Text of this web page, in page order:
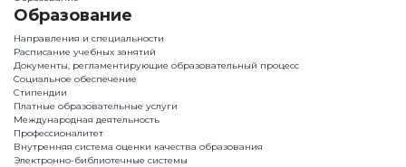
Образование
Направления и специальности
Расписание учебных занятий
Документы, регламентирующие образовательный процесс
Социальное обеспечение
Стипендии
Платные образовательные услуги
Международная деятельность
Профессионалитет
Внутренняя система оценки качества образования
Электронно-библиотечные системы